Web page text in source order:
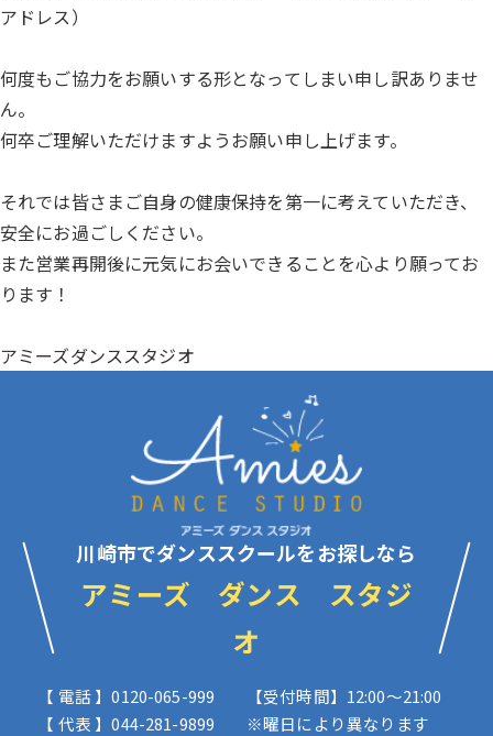
アドレス）
何度もご協力をお願いする形となってしまい申し訳ありませ
ん。
何卒ご理解いただけますようお願い申し上げます。
それでは皆さまご自身の健康保持を第一に考えていただき、
安全にお過ごしください。
また営業再開後に元気にお会いできることを心より願ってお
ります！
アミーズダンススタジオ
川崎市でダンススクールをお探しなら
アミーズ ダンス スタジ
オ
【 電話 】0120-065-999
【 代表 】044-281-9899
【受付時間】12:00〜21:00
※曜日により異なります